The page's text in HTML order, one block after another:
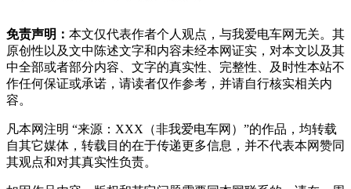
免责声明： 本文仅代表作者个人观点，与我爱电车网无关。其
原创性以及文中陈述文字和内容未经本网证实，对本文以及其
中全部或者部分内容、文字的真实性、完整性、及时性本站不
作任何保证或承诺，请读者仅作参考，并请自行核实相关内
容。
凡本网注明 “来源：XXX（非我爱电车网）”的作品，均转载
自其它媒体，转载目的在于传递更多信息，并不代表本网赞同
其观点和对其真实性负责。